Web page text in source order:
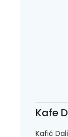
Kafe
Kafić